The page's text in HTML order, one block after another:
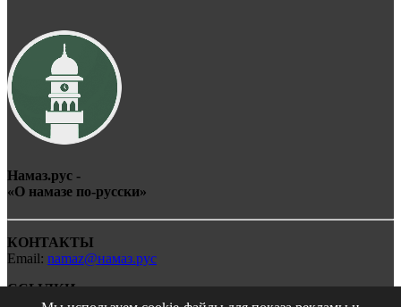
Намаз.рус -
«О намазе по-русски»
КОНТАКТЫ
Email: namaz@намаз.рус
ССЫЛКИ